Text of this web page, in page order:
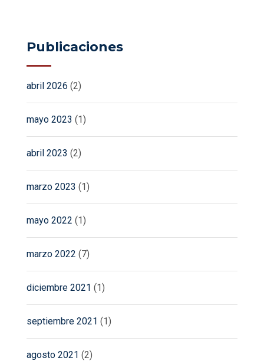
Publicaciones
abril 2026 (2)
mayo 2023 (1)
abril 2023 (2)
marzo 2023 (1)
mayo 2022 (1)
marzo 2022 (7)
diciembre 2021 (1)
septiembre 2021 (1)
agosto 2021 (2)